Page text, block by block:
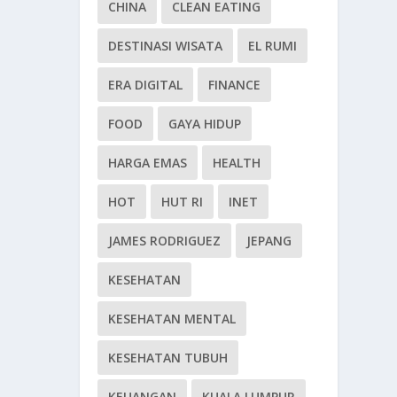
CHINA CLEAN EATING
DESTINASI WISATA EL RUMI
ERA DIGITAL FINANCE
FOOD GAYA HIDUP
HARGA EMAS HEALTH
HOT HUT RI INET
JAMES RODRIGUEZ JEPANG
KESEHATAN
KESEHATAN MENTAL
KESEHATAN TUBUH